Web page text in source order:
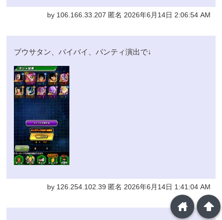
by 106.166.33.207 匿名 2026年6月14日 2:06:54 AM
ブウサタン、バイバイ、パンティ演出で↓
by 126.254.102.39 匿名 2026年6月14日 1:41:04 AM
arrowup
home